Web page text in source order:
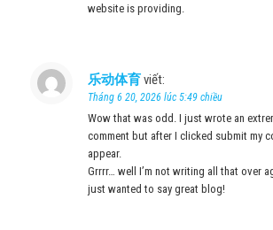
website is providing.
乐动体育viết:
Tháng 6 20, 2026 lúc 5:49 chiều
Wow that was odd. I just wrote an
comment but after I clicked submit my
appear.
Grrrr… well I’m not writing all that over
just wanted to say great blog!